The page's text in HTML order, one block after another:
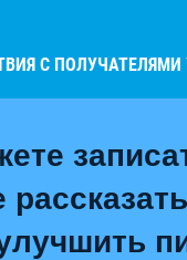
С ПОЛУЧАТЕЛЯМИ